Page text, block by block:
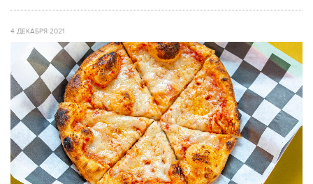
4 ДЕКАБРЯ 2021